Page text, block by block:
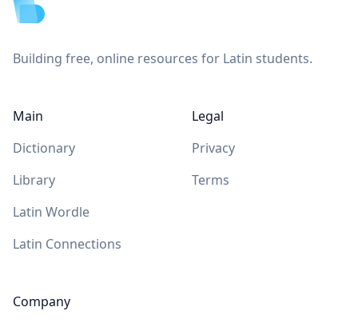
Building free, online resources for Latin students.
Main
Dictionary
Library
Latin Wordle
Latin Connections
Company
Legal
Privacy
Terms